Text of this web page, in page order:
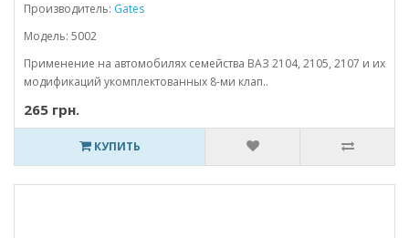
Производитель: Gates
Модель: 5002
Применение на автомобилях семейства ВАЗ 2104, 2105, 2107 и их
модификаций укомплектованных 8-ми клап..
265 грн.
КУПИТЬ